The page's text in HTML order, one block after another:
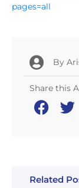
pages=all
By
Share this
Related